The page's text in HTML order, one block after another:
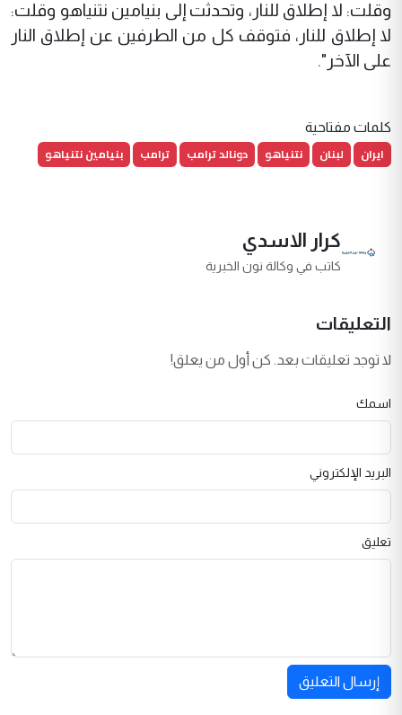
وقلت: لا إطلاق للنار، وتحدثت إلى بنيامين نتنياهو وقلت:
لا إطلاق للنار، فتوقف كل من الطرفين عن إطلاق النار
على الآخر".
كلمات مفتاحية
ايران لبنان نتنياهو دونالد ترامب ترامب بنيامين نتنياهو
كرار الاسدي
كاتب في وكالة نون الخبرية
التعليقات
لا توجد تعليقات بعد. كن أول من يعلق!
اسمك
البريد الإلكتروني
تعليق
إرسال التعليق